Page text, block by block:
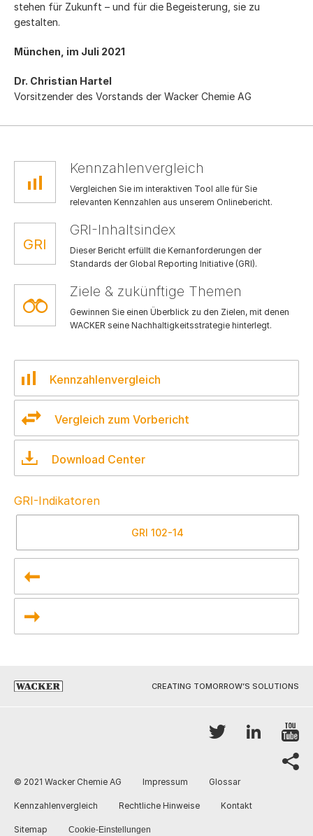
stehen für Zukunft – und für die Begeisterung, sie zu
gestalten.
München, im Juli 2021
Dr. Christian Hartel
Vorsitzender des Vorstands der Wacker Chemie AG
Kennzahlenvergleich
Vergleichen Sie im interaktiven Tool alle für Sie
relevanten Kennzahlen aus unserem Onlinebericht.
GRI-Inhaltsindex
Dieser Bericht erfüllt die Kernanforderungen der
Standards der Global Reporting Initiative (GRI).
Ziele & zukünftige Themen
Gewinnen Sie einen Überblick zu den Zielen, mit denen
WACKER seine Nachhaltigkeitsstrategie hinterlegt.
Kennzahlenvergleich
Vergleich zum Vorbericht
Download Center
GRI-Indikatoren
GRI 102-14
CREATING TOMORROW’S SOLUTIONS
Twitter
© 2021 Wacker Chemie AG Impressum Glossar
Kennzahlenvergleich Rechtliche Hinweise Kontakt
Sitemap Cookie-Einstellungen